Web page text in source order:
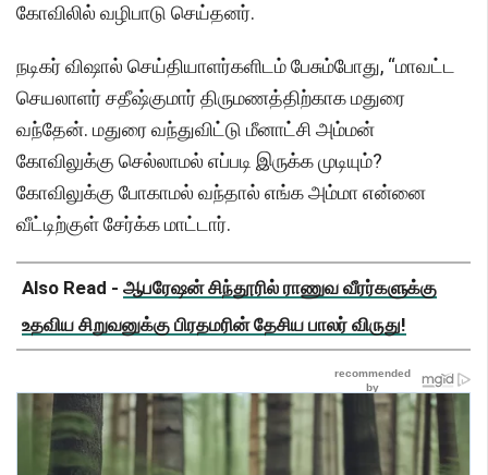
கோவிலில் வழிபாடு செய்தனர்.
நடிகர் விஷால் செய்தியாளர்களிடம் பேசும்போது, “மாவட்ட
செயலாளர் சதீஷ்குமார் திருமணத்திற்காக மதுரை
வந்தேன். மதுரை வந்துவிட்டு மீனாட்சி அம்மன்
கோவிலுக்கு செல்லாமல் எப்படி இருக்க முடியும்?
கோவிலுக்கு போகாமல் வந்தால் எங்க அம்மா என்னை
வீட்டிற்குள் சேர்க்க மாட்டார்.
Also Read - ஆபரேஷன் சிந்தூரில் ராணுவ வீரர்களுக்கு
உதவிய சிறுவனுக்கு பிரதமரின் தேசிய பாலர் விருது!